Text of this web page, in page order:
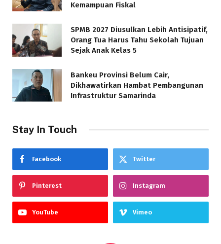
Kemampuan Fiskal
SPMB 2027 Diusulkan Lebih Antisipatif,
Orang Tua Harus Tahu Sekolah Tujuan
Sejak Anak Kelas 5
Bankeu Provinsi Belum Cair,
Dikhawatirkan Hambat Pembangunan
Infrastruktur Samarinda
Stay In Touch
Facebook Twitter
Pinterest Instagram
YouTube Vimeo